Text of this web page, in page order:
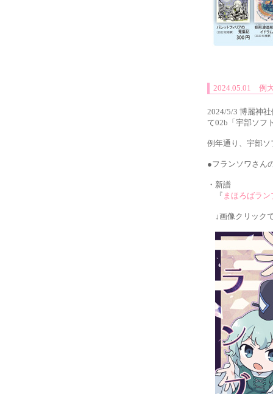
2024.05.01 例
2024/5/3 博麗神
て02b「宇部ソフ
例年通り、宇部
●フランソワさん
・新譜
『 まほろばラン
↓画像クリック